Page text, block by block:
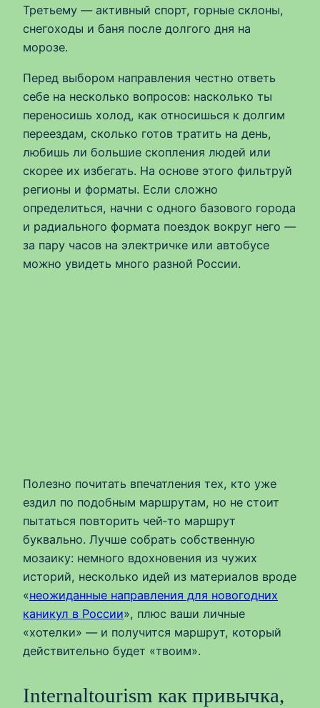
Третьему — активный спорт, горные склоны,
снегоходы и баня после долгого дня на
морозе.
Перед выбором направления честно ответь
себе на несколько вопросов: насколько ты
переносишь холод, как относишься к долгим
переездам, сколько готов тратить на день,
любишь ли большие скопления людей или
скорее их избегать. На основе этого фильтруй
регионы и форматы. Если сложно
определиться, начни с одного базового города
и радиального формата поездок вокруг него —
за пару часов на электричке или автобусе
можно увидеть много разной России.
Полезно почитать впечатления тех, кто уже
ездил по подобным маршрутам, но не стоит
пытаться повторить чей‑то маршрут
буквально. Лучше собрать собственную
мозаику: немного вдохновения из чужих
историй, несколько идей из материалов вроде
«неожиданные направления для новогодних
каникул в России», плюс ваши личные
«хотелки» — и получится маршрут, который
действительно будет «твоим».
Internaltourism как привычка,